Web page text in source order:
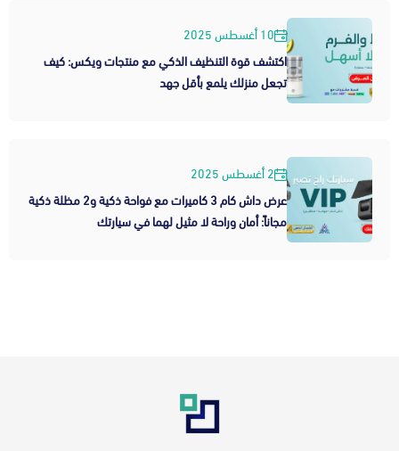
10 أغسطس 2025
اكتشف قوة التنظيف الذكي مع منتجات ويكس: كيف
تجعل منزلك يلمع بأقل جهد
2 أغسطس 2025
عرض داش كام 3 كاميرات مع فواحة ذكية و2 مظلة ذكية
مجاناً: أمان وراحة لا مثيل لهما في سيارتك